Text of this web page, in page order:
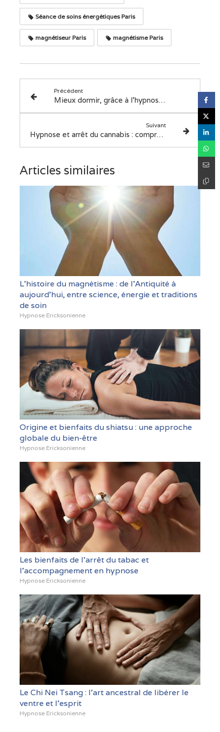
Séance de soins énergétiques Paris
magnétiseur Paris magnétisme Paris
Précédent
Mieux dormir, grâce à l'hypnose, un rêve ou une réalité?
Suivant
Hypnose et arrêt du cannabis : comprendre les origines de la consommation pour mieux s’en libérer
Articles similaires
L’histoire du magnétisme : de l’Antiquité à
aujourd’hui, entre science, énergie et traditions
de soin
Hypnose Ericksonienne
Origine et bienfaits du shiatsu : une approche
globale du bien-être
Hypnose Ericksonienne
Les bienfaits de l'arrêt du tabac et
l'accompagnement en hypnose
Hypnose Ericksonienne
Le Chi Nei Tsang : l’art ancestral de libérer le
ventre et l’esprit
Hypnose Ericksonienne